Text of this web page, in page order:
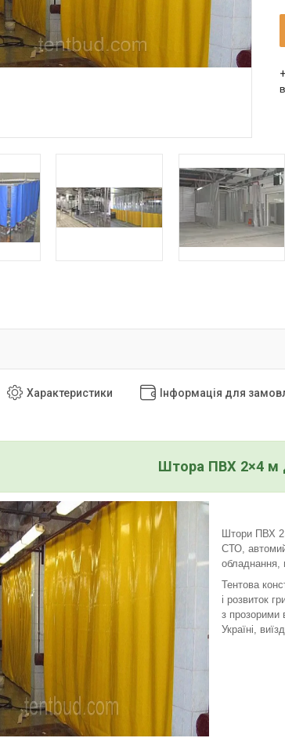
Характеристики Інформація для
Штора ПВХ 2×4 м
Штори ПВХ
СТО,
обладнання,
Тентова
і розвиток
з прозорими
Україні,